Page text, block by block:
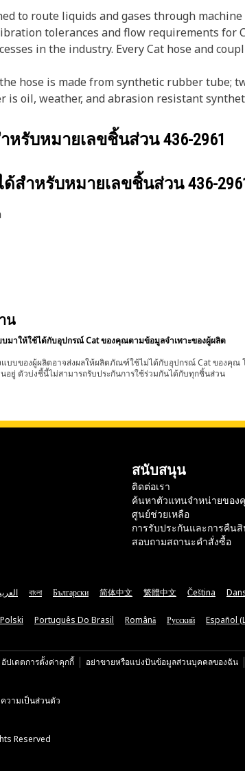
to route liquids and gases through
tolerances and flow requirements for
in the industry. Every Cat hose and
hose is made from synthetic rubber
is oil, weather, and abrasion resistant
หรับหมายเลขชิ้นส่วน436-2961
สำหรับหมายเลขชิ้นส่วน436-
น
มาให้ใช้ได้กับอุปกรณ์ Cat ของคุณตามข้อมูลจำเพาะของผู้ผลิต
แบบของผู้ผลิตอาจส่งผลให้ผลิตภัณฑ์ใช้ไม่ได้กับอุปกรณ์ Cat ของ
อยู่ ตัวบ่งชี้นี้ไม่สามารถรับประกันการใช้ร่วมกันได้กับทุกชิ้นส่วน
สนับสนุน
ติดต่อเรา
ค้นหาตัวแทนจำหน่ายของ
ศูนย์ช่วยเหลือ
การรับประกันและการคืน
สอบถามสถานะคำสั่งซื้อ
বাংলা Български 简体中文 繁體中文 Čeština
Polski Português Do Brasil Română Русский Español
อัปเดตการตั้งค่าคุกกี้ อย่าขายหรือแบ่งปันข้อมูลส่วนบุคคลของฉัน
ความเป็นส่วนตัว
Reserved